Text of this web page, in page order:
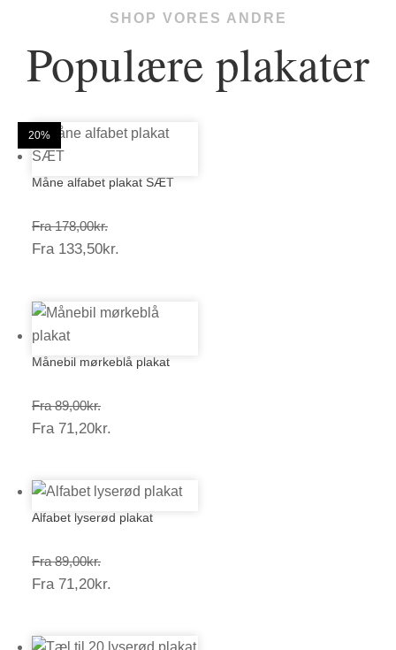
SHOP VORES ANDRE
Populære plakater
25%
Måne alfabet plakat SÆT
Fra 178,00kr.Prisinterval:
178,00kr.
Fra 133,50kr.
20%
Månebil mørkeblå plakat
Fra 89,00kr.Prisinterval:
89,00kr.
Fra 71,20kr.
20%
Alfabet lyserød plakat
Fra 89,00kr.Prisinterval:
89,00kr.
Fra 71,20kr.
20%
20%
20%
20%
20%
20%
20%
20%
20%